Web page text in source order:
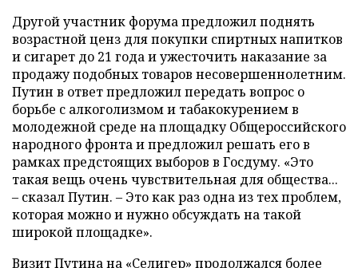
Другой участник форума предложил поднять
возрастной ценз для покупки спиртных напитков
и сигарет до 21 года и ужесточить наказание за
продажу подобных товаров несовершеннолетним.
Путин в ответ предложил передать вопрос о
борьбе с алкоголизмом и табакокурением в
молодежной среде на площадку Общероссийского
народного фронта и предложил решать его в
рамках предстоящих выборов в Госдуму. «Это
такая вещь очень чувствительная для общества...
– сказал Путин. – Это как раз одна из тех проблем,
которая можно и нужно обсуждать на такой
широкой площадке».
Визит Путина на «Селигер» продолжался более